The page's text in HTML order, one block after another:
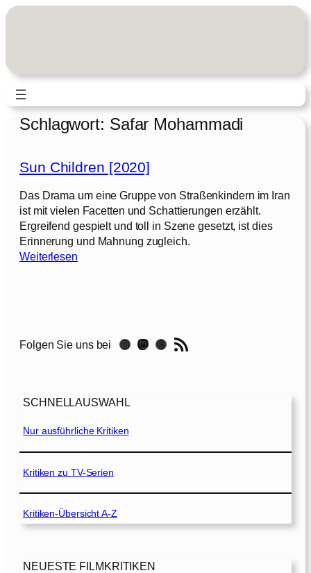
Zum
Schlagwort: Safar Mohammadi
Sun Children [2020]
Das Drama um eine Gruppe von Straßenkindern im Iran
ist mit vielen Facetten und Schattierungen erzählt.
Ergreifend gespielt und toll in Szene gesetzt, ist dies
Erinnerung und Mahnung zugleich.
Weiterlesen:
i
e
[
2
0
]
Folgen Sie uns bei Instagram Mastodon Threads RSS-Feed
SCHNELLAUSWAHL
Nur ausführliche Kritiken
Kritiken zu TV-Serien
Kritiken-Übersicht A-Z
NEUESTE FILMKRITIKEN